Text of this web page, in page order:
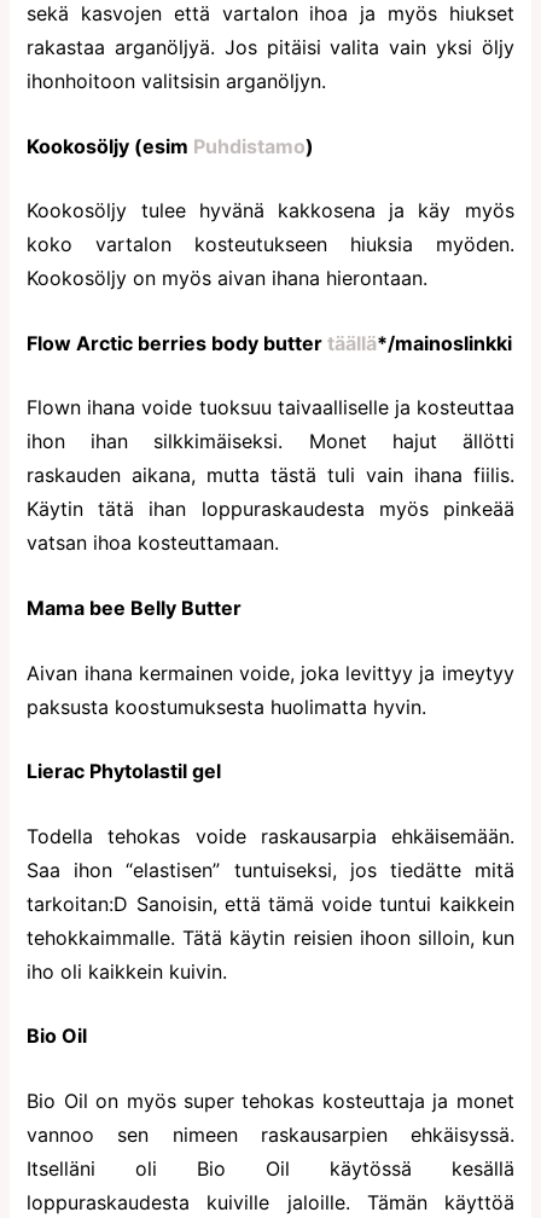
sekä kasvojen että vartalon ihoa ja myös hiukset
rakastaa arganöljyä. Jos pitäisi valita vain yksi öljy
ihonhoitoon valitsisin arganöljyn.
Kookosöljy (esim Puhdistamo)
Kookosöljy tulee hyvänä kakkosena ja käy myös
koko vartalon kosteutukseen hiuksia myöden.
Kookosöljy on myös aivan ihana hierontaan.
Flow Arctic berries body buttertäällä*/mainoslinkki
Flown ihana voide tuoksuu taivaalliselle ja kosteuttaa
ihon ihan silkkimäiseksi. Monet hajut ällötti
raskauden aikana, mutta tästä tuli vain ihana fiilis.
Käytin tätä ihan loppuraskaudesta myös pinkeää
vatsan ihoa kosteuttamaan.
Mama bee Belly Butter
Aivan ihana kermainen voide, joka levittyy ja imeytyy
paksusta koostumuksesta huolimatta hyvin.
Lierac Phytolastil gel
Todella tehokas voide raskausarpia ehkäisemään.
Saa ihon “elastisen” tuntuiseksi, jos tiedätte mitä
tarkoitan:D Sanoisin, että tämä voide tuntui kaikkein
tehokkaimmalle. Tätä käytin reisien ihoon silloin, kun
iho oli kaikkein kuivin.
Bio Oil
Bio Oil on myös super tehokas kosteuttaja ja monet
vannoo sen nimeen raskausarpien ehkäisyssä.
Itselläni oli Bio Oil käytössä kesällä
loppuraskaudesta kuiville jaloille. Tämän käyttöä